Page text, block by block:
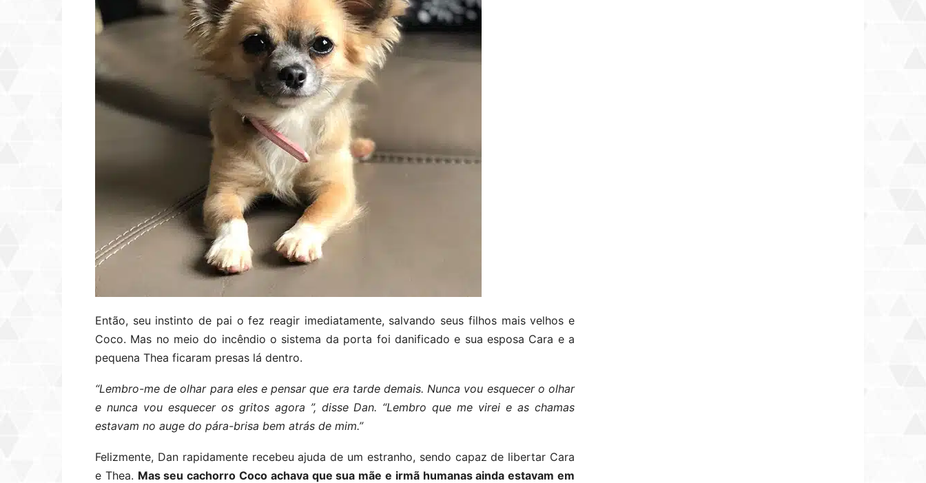
Então, seu instinto de pai o fez reagir imediatamente, salvando seus filhos mais velhos e
Coco. Mas no meio do incêndio o sistema da porta foi danificado e sua esposa Cara e a
pequena Thea ficaram presas lá dentro.
“Lembro-me de olhar para eles e pensar que era tarde demais. Nunca vou esquecer o olhar
e nunca vou esquecer os gritos agora ”, disse Dan. “Lembro que me virei e as chamas
estavam no auge do pára-brisa bem atrás de mim.”
Felizmente, Dan rapidamente recebeu ajuda de um estranho, sendo capaz de libertar Cara
e Thea. Mas seu cachorro Coco achava que sua mãe e irmã humanas ainda estavam em